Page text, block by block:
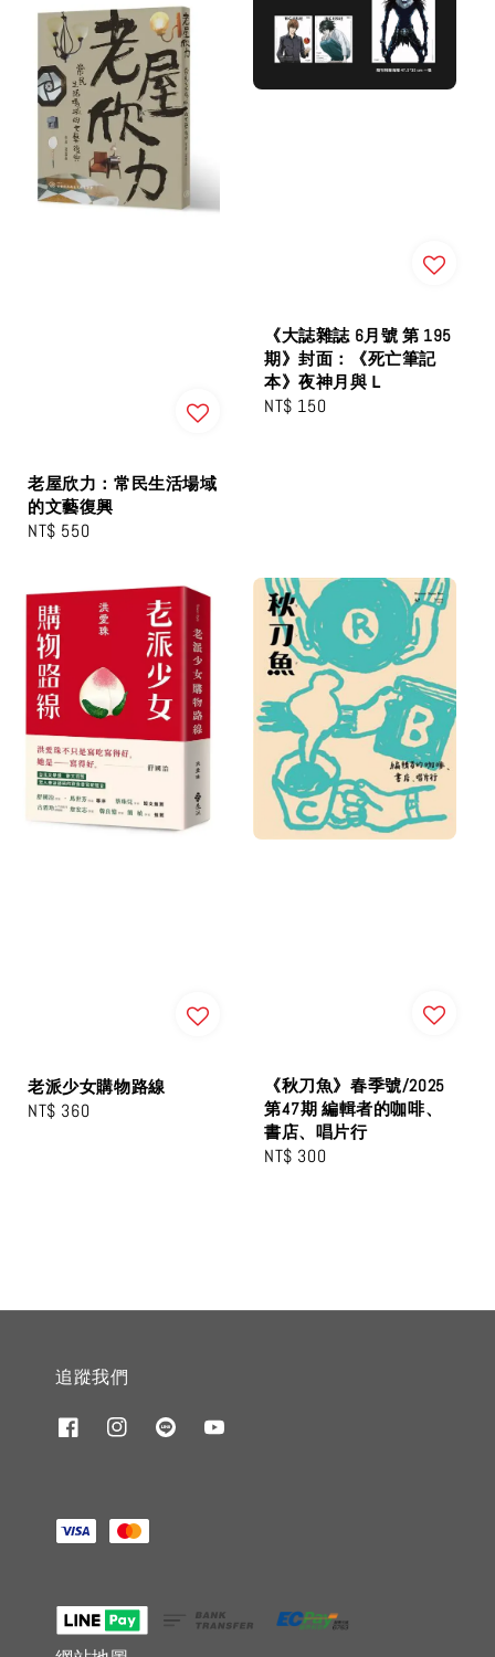
老屋欣力：常民生活場域
的文藝復興
Regular
NT$ 550
《大誌雜誌 6月號 第 195
期》封面：《死亡筆記
本》夜神月與Ｌ
Regular
NT$ 150
老派少女購物路線
Regular
NT$ 360
《秋刀魚》春季號/2025
第47期 編輯者的咖啡、
書店、唱片行
Regular
NT$ 300
追蹤我們